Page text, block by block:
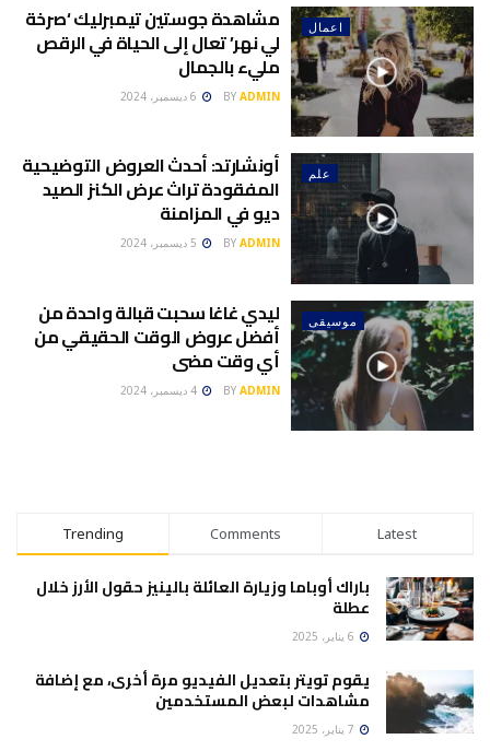
اعمال مشاهدة جوستين تيمبرليك ‘صرخة
لي نهر’ تعال إلى الحياة في الرقص
مليء بالجمال
BY ADMIN
علم أونشارتد: أحدث العروض التوضيحية
المفقودة تراث عرض الكنز الصيد
ديو في المزامنة
BY ADMIN
موسيقى ليدي غاغا سحبت قبالة واحدة من
أفضل عروض الوقت الحقيقي من
أي وقت مضى
BY ADMIN 4 ديسمبر، 2024
Trending Comments Latest
باراك أوباما وزيارة العائلة بالينيز حقول الأرز خلال
عطلة
يقوم تويتر بتعديل الفيديو مرة أخرى، مع إضافة
مشاهدات لبعض المستخدمين